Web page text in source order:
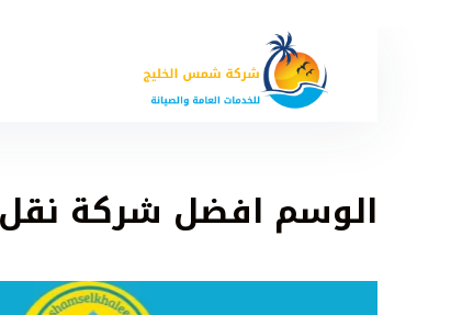
الوسم افضل شركة نقل